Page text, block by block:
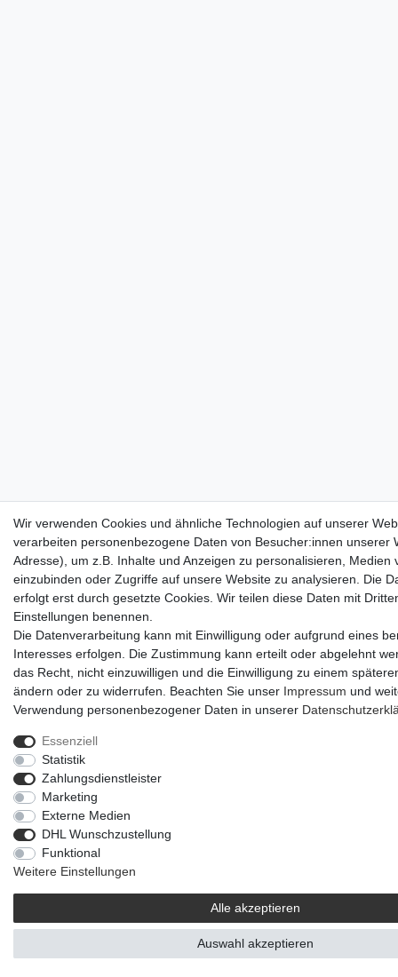
Wir verwenden Cookies und ähnliche Technologien auf unserer
verarbeiten personenbezogene Daten von Besucher:innen unserer
Adresse), um z.B. Inhalte und Anzeigen zu personalisieren, Medien
einzubinden oder Zugriffe auf unsere Website zu analysieren. Die
erfolgt erst durch gesetzte Cookies. Wir teilen diese Daten mit
Einstellungen benennen.
Die Datenverarbeitung kann mit Einwilligung oder aufgrund eines
Interesses erfolgen. Die Zustimmung kann erteilt oder abgelehnt
das Recht, nicht einzuwilligen und die Einwilligung zu einem
ändern oder zu widerrufen. Beachten Sie unser Impressum und
Verwendung personenbezogener Daten in unserer
Essenziell
Statistik
Zahlungsdienstleister
Marketing
Externe Medien
DHL Wunschzustellung
Funktional
Weitere Einstellungen
Alle akzeptieren
Auswahl akzeptieren